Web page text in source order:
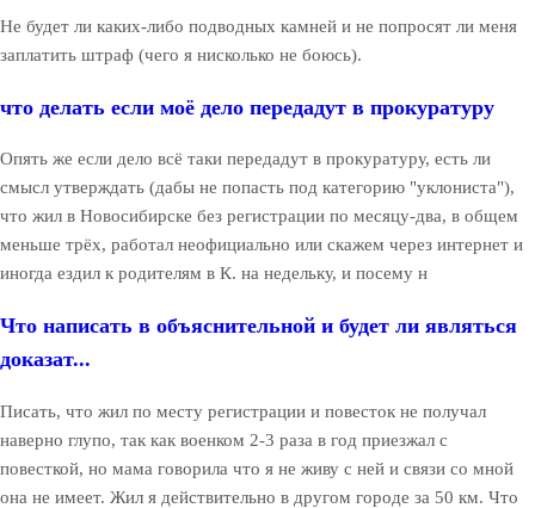
Не будет ли каких-либо подводных камней и не попросят ли меня
заплатить штраф (чего я нисколько не боюсь).
что делать если моё дело передадут в прокуратуру
Опять же если дело всё таки передадут в прокуратуру, есть ли
смысл утверждать (дабы не попасть под категорию "уклониста"),
что жил в Новосибирске без регистрации по месяцу-два, в общем
меньше трёх, работал неофициально или скажем через интернет и
иногда ездил к родителям в К. на недельку, и посему н
Что написать в объяснительной и будет ли являться
доказат...
Писать, что жил по месту регистрации и повесток не получал
наверно глупо, так как военком 2-3 раза в год приезжал с
повесткой, но мама говорила что я не живу с ней и связи со мной
она не имеет. Жил я действительно в другом городе за 50 км. Что